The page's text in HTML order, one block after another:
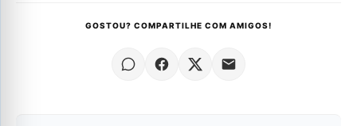
GOSTOU? COMPARTILHE COM AMIGOS!